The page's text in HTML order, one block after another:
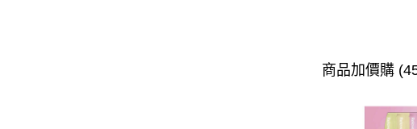
商品加價購